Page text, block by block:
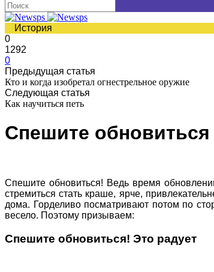
История
0
1292
0
Предыдущая статья
Кто и когда изобретал огнестрельное оружие
Следующая статья
Как научиться петь
Спешите
Спешите обновиться! Ведь время
стремиться стать краше, ярче,
дома. Горделиво посматривают потом по
весело. Поэтому призываем:
Спешите обновиться! Это радует